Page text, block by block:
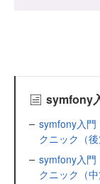
symfony
symfony入門
クニック（後
symfony入門
クニック（中